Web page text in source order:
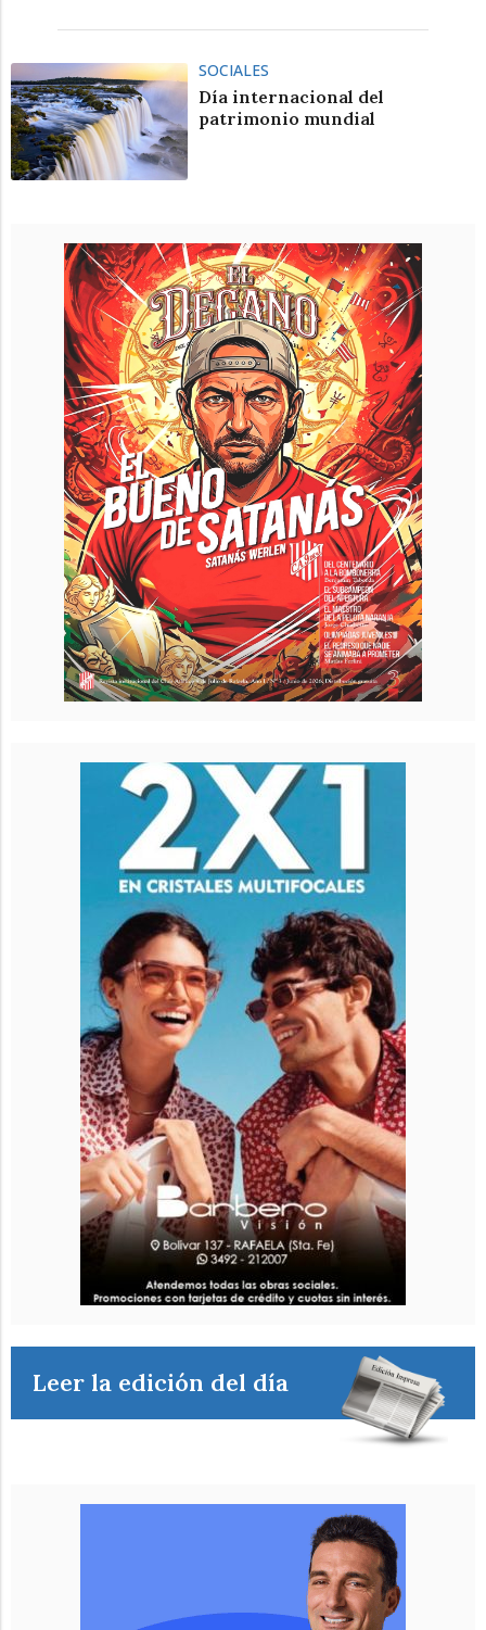
SOCIALES
Día internacional del
patrimonio mundial
Leer la edición del día